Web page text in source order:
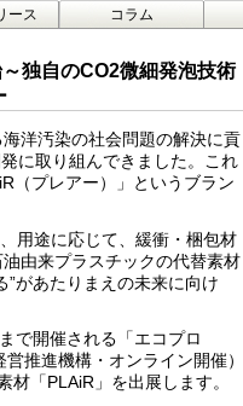
ース コラム
独自のCO2微細発泡技術
洋汚染の社会問題の解決に貢
に取り組んできました。これ
（プレアー）」というブラン
用途に応じて、緩衝・梱包材
由来プラスチックの代替素材
”があたりまえの未来に向け
で開催される「エコプロ
推進機構・オンライン開催）
「PLAiR」を出展します。